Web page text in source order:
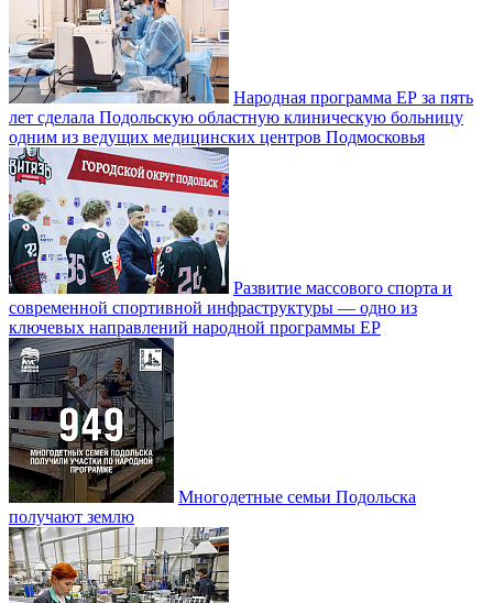
Народная программа ЕР за пять
лет сделала Подольскую областную клиническую больницу
одним из ведущих медицинских центров Подмосковья
Развитие массового спорта и
современной спортивной инфраструктуры — одно из
ключевых направлений народной программы ЕР
Многодетные семьи Подольска
получают землю